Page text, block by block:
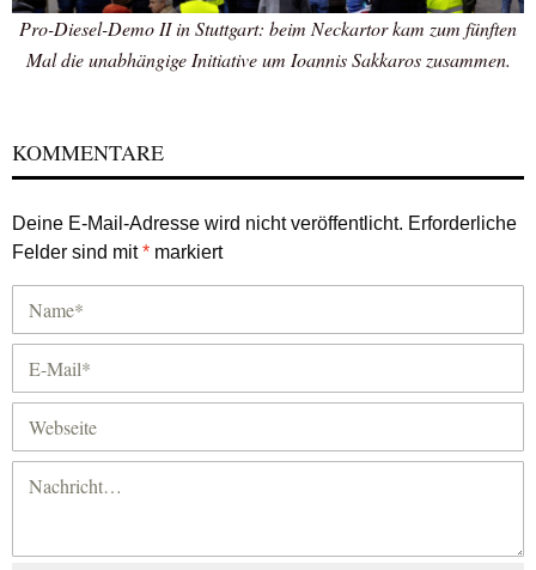
Pro-Diesel-Demo II in Stuttgart: beim Neckartor kam zum fünften
Mal die unabhängige Initiative um Ioannis Sakkaros zusammen.
KOMMENTARE
Deine E-Mail-Adresse wird nicht veröffentlicht. Erforderliche
Felder sind mit* markiert